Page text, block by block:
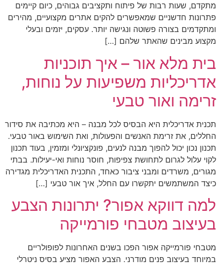
מתקדם, שעות רבות של פיתוח ותקציבים גבוהים, כיום קיימים
פתרונות חדשניים שמאפשרים להקים אתרים מקצועיים, מהירים
ומתקדמים בצורה פשוטה ונגישה יותר. עסקים, יזמים ובעלי
מקצוע מבינים שהאתר שלהם […]
בית מלא אור – איך תוכניות
אדריכליות משפיעות על נוחות,
זרימה ואור טבעי
תכנית אדריכלית היא הבסיס לכל מבנה – היא מכתיבה את סידור
החללים, את זרימת האנשים והפעולות, ואת השימוש באור טבעי.
תכנון נכון יכול להפוך מבנה לנעים, פונקציונלי ומזמין, בעוד תכנון
לקוי עלול לגרום לתחושת צפיפות, חוסר נוחות ואי-יעילות. בבתי
מגורים, משרדים ומבני ציבור כאחד, התכנית האדריכלית מגדירה
כיצד המשתמשים יתקשרו עם החלל, איך אור טבעי […]
למה דווקא אפור? יתרונות הצבע
בעיצוב מטבחי פורמייקה
מטבחי פורמייקה אפור הפכו בשנים האחרונות לפופולריים
במיוחד בעיצוב פנים מודרני. הצבע האפור מציע בסיס ניטרלי